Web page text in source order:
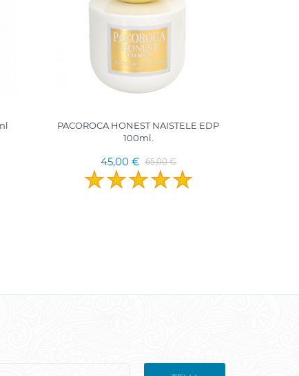
PACOROCA HONEST NAISTELE EDP
100ml.
45,00 € 65,00 €